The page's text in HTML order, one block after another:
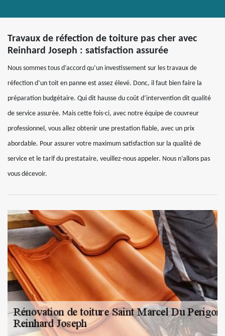
Travaux de réfection de toiture pas cher avec
Reinhard Joseph : satisfaction assurée
Nous sommes tous d’accord qu’un investissement sur les travaux de
réfection d’un toit en panne est assez élevé. Donc, il faut bien faire la
préparation budgétaire. Qui dit hausse du coût d’intervention dit qualité
de service assurée. Mais cette fois-ci, avec notre équipe de couvreur
professionnel, vous allez obtenir une prestation fiable, avec un prix
abordable. Pour assurer votre maximum satisfaction sur la qualité de
service et le tarif du prestataire, veuillez-nous appeler. Nous n’allons pas
vous décevoir.